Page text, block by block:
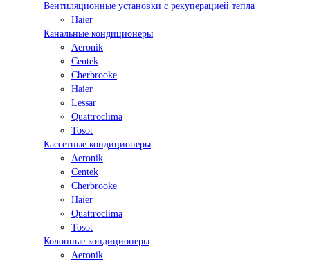
Вентиляционные установки с рекуперацией тепла
Haier
Канальные кондиционеры
Aeronik
Centek
Cherbrooke
Haier
Lessar
Quattroclima
Tosot
Кассетные кондиционеры
Aeronik
Centek
Cherbrooke
Haier
Quattroclima
Tosot
Колонные кондиционеры
Aeronik